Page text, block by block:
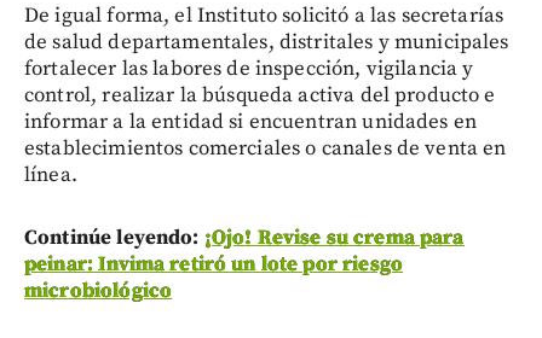
De igual forma, el Instituto solicitó a las secretarías
de salud departamentales, distritales y municipales
fortalecer las labores de inspección, vigilancia y
control, realizar la búsqueda activa del producto e
informar a la entidad si encuentran unidades en
establecimientos comerciales o canales de venta en
línea.
Continúe leyendo: ¡Ojo! Revise su crema para
peinar: Invima retiró un lote por riesgo
microbiológico